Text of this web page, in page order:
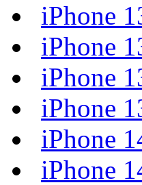
iPhone
iPhone
iPhone
iPhone
iPhone
iPhone